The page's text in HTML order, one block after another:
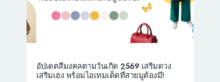
อัปเดตสีมงคลตามวันเกิด 2569 เสริมดวง
เสริมเฮง พร้อมไอเทมเด็ดที่สายมูต้องมี!